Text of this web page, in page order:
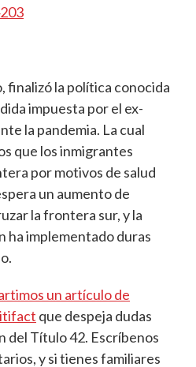
finalizó la política conocida
impuesta por el ex-
la pandemia. La cual
que los inmigrantes
por motivos de salud
un aumento de
la frontera sur, y la
ha implementado duras
un artículo de
que despeja dudas
del Título 42. Escríbenos
y si tienes familiares